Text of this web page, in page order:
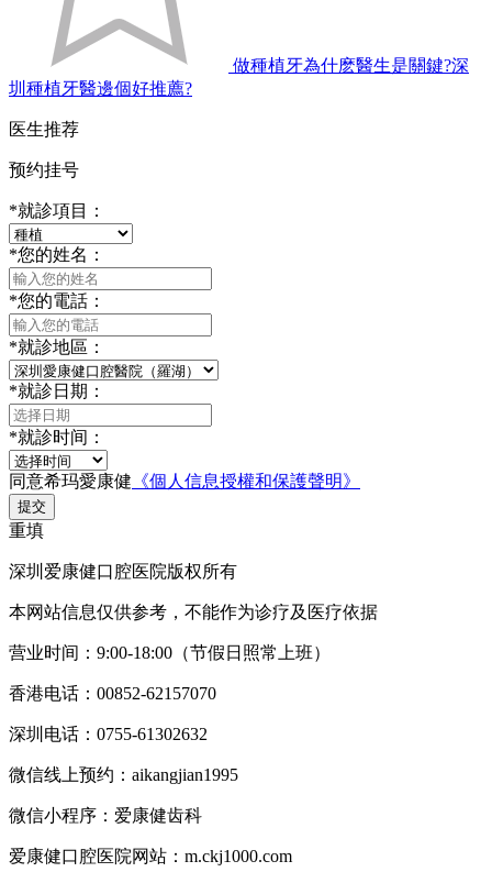
做種植牙為什麽醫生是關鍵?深
圳種植牙醫邊個好推薦?
医生推荐
预约挂号
*就診項目：
*您的姓名：
*您的電話：
*就診地區：
*就診日期：
*就診时间：
同意希玛愛康健 《個人信息授權和保護聲明》
提交
重填
深圳爱康健口腔医院版权所有
本网站信息仅供参考，不能作为诊疗及医疗依据
营业时间：9:00-18:00（节假日照常上班）
香港电话：00852-62157070
深圳电话：0755-61302632
微信线上预约：aikangjian1995
微信小程序：爱康健齿科
爱康健口腔医院网站：m.ckj1000.com